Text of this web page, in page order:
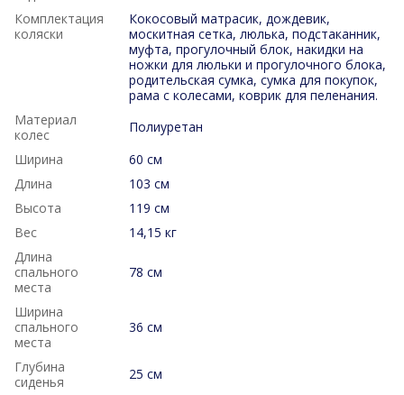
Комплектация
коляски
Кокосовый матрасик, дождевик,
москитная сетка, люлька, подстаканник,
муфта, прогулочный блок, накидки на
ножки для люльки и прогулочного блока,
родительская сумка, сумка для покупок,
рама с колесами, коврик для пеленания.
Материал
колес
Полиуретан
Ширина
60 см
Длина
103 см
Высота
119 см
Вес
14,15 кг
Длина
спального
места
78 см
Ширина
спального
места
36 см
Глубина
сиденья
25 см